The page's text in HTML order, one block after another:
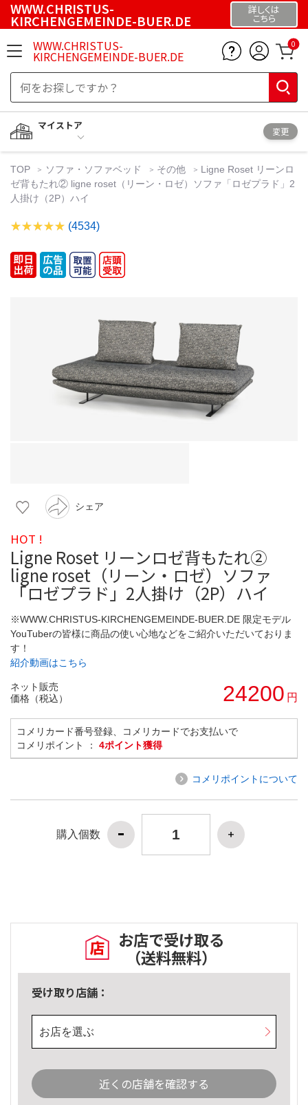
WWW.CHRISTUS-
KIRCHENGEMEINDE-BUER.DE
詳しくは
こちら
WWW.CHRISTUS-
KIRCHENGEMEINDE-BUER.DE
0
マイストア
変更
TOP ソファ・ソファベッド その他
Ligne Roset リーンロ
ゼ背もたれ② ligne roset（リーン・ロゼ）ソファ「ロゼプラド」2
人掛け（2P）ハイ
(4534)
シェア
HOT !
Ligne Roset リーンロゼ背もたれ②
ligne roset（リーン・ロゼ）ソファ
「ロゼプラド」2人掛け（2P）ハイ
※WWW.CHRISTUS-KIRCHENGEMEINDE-BUER.DE 限定モデル
YouTuberの皆様に商品の使い心地などをご紹介いただいておりま
す！
紹介動画はこちら
ネット販売
価格（税込）
24200 円
コメリカード番号登録、コメリカードでお支払いで
コメリポイント ： 4ポイント獲得
コメリポイントについて
購入個数
お店で受け取る
（送料無料）
受け取り店舗：
お店を選ぶ
近くの店舗を確認する